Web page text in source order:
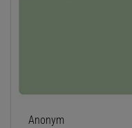
Anonym